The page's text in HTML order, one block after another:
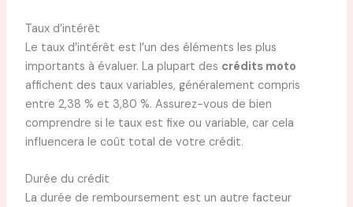
Taux d’intérêt
Le taux d’intérêt est l’un des éléments les plus
importants à évaluer. La plupart des crédits moto
affichent des taux variables, généralement compris
entre 2,38 % et 3,80 %. Assurez-vous de bien
comprendre si le taux est fixe ou variable, car cela
influencera le coût total de votre crédit.
Durée du crédit
La durée de remboursement est un autre facteur